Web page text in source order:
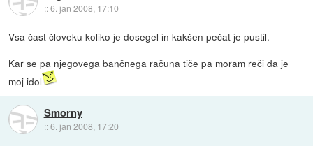
::6. jan 2008, 17:10
Vsa čast človeku koliko je dosegel in kakšen pečat je pustil.
Kar se pa njegovega bančnega računa tiče pa moram reči da je
moj idol
Smorny
::6. jan 2008, 17:20